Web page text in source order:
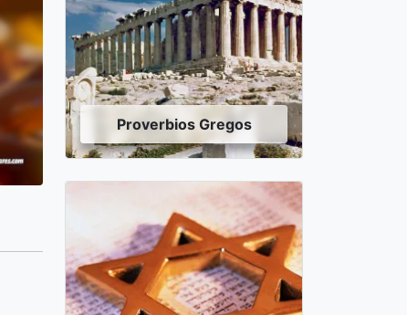
Proverbios Gregos